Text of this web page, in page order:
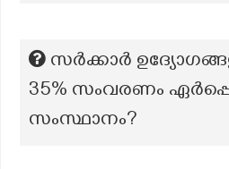
സർക്കാർ
35% സംവരണം
സംസ്ഥാനം?